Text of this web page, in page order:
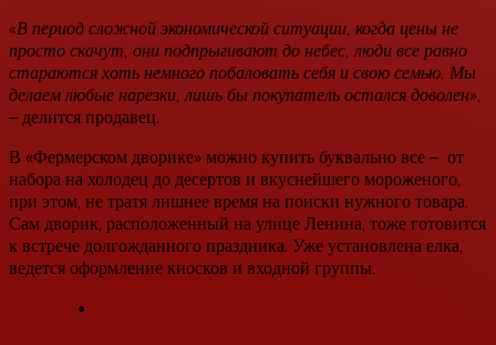
«В период сложной экономической ситуации, когда цены не
просто скачут, они подпрыгивают до небес, люди все равно
стараются хоть немного побаловать себя и свою семью. Мы
делаем любые нарезки, лишь бы покупатель остался доволен»,
– делится продавец.
В «Фермерском дворике» можно купить буквально все – от
набора на холодец до десертов и вкуснейшего мороженого,
при этом, не тратя лишнее время на поиски нужного товара.
Сам дворик, расположенный на улице Ленина, тоже готовится
к встрече долгожданного праздника. Уже установлена елка,
ведется оформление киосков и входной группы.